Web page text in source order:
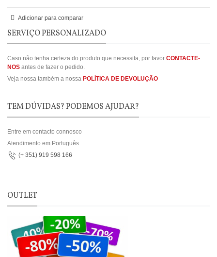
Adicionar para comparar
SERVIÇO PERSONALIZADO
Caso não tenha certeza do produto que necessita, por favor CONTACTE-
NOS antes de fazer o pedido.
Veja nossa também a nossa POLÍTICA DE DEVOLUÇÃO
TEM DÚVIDAS? PODEMOS AJUDAR?
Entre em contacto connosco
Atendimento em Português
(+ 351) 919 598 166
OUTLET